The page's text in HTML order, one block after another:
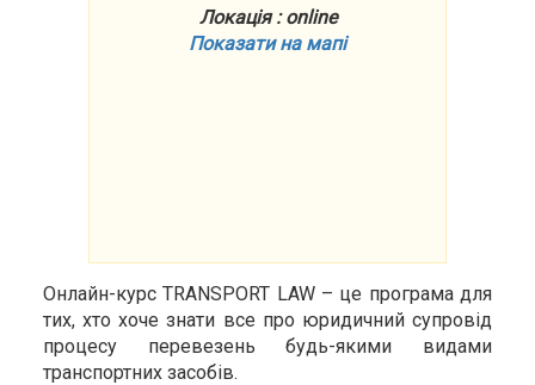
Локація : online
Показати на мапі
Онлайн-курс TRANSPORT LAW – це програма для
тих, хто хоче знати все про юридичний супровід
процесу перевезень будь-якими видами
транспортних засобів.